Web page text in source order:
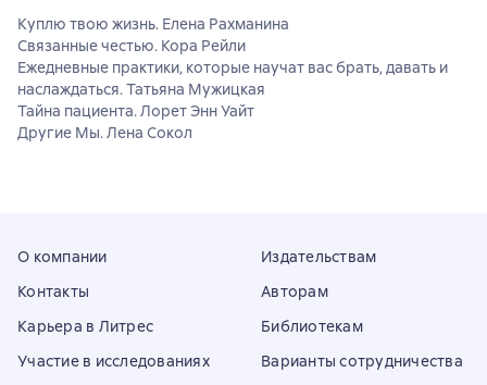
Куплю твою жизнь. Елена Рахманина
Связанные честью. Кора Рейли
Ежедневные практики, которые научат вас брать, давать и
наслаждаться. Татьяна Мужицкая
Тайна пациента. Лорет Энн Уайт
Другие Мы. Лена Сокол
О компании
Контакты
Карьера в Литрес
Участие в исследованиях
Издательствам
Авторам
Библиотекам
Варианты сотрудничества